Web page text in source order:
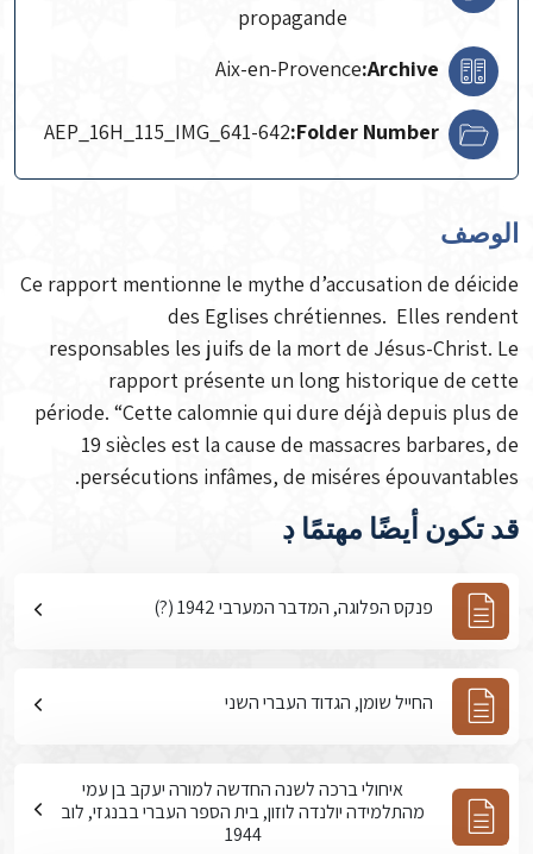
propagande
Archive:
Aix-en-Provence
Folder Number:
AEP_16H_115_IMG_641-642
الوصف
Ce rapport mentionne le mythe d’accusation de déicide
des Eglises chrétiennes. Elles rendent
responsables les juifs de la mort de Jésus-Christ. Le
rapport présente un long historique de cette
période. “Cette calomnie qui dure déjà depuis plus de
19 siècles est la cause de massacres barbares, de
persécutions infâmes, de miséres épouvantables.
قد تكون أيضًا مهتمًا ڊ
פנקס הפלוגה, המדבר המערבי 1942 (?)
החייל שומן, הגדוד העברי השני
איחולי ברכה לשנה החדשה למורה יעקב בן עמי
מהתלמידה יולנדה לוזון, בית הספר העברי בבנגזי, לוב
1944